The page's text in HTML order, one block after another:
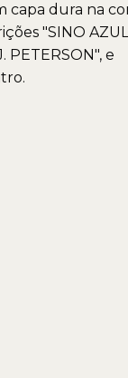
capa dura na
"SINO
PETERSON", e